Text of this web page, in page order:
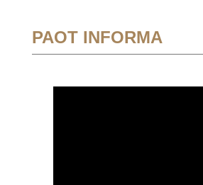
PAOT INFORMA